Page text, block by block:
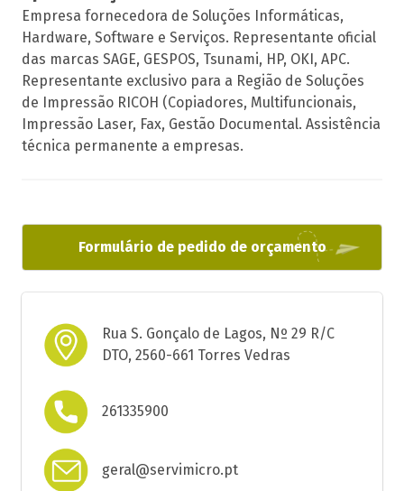
Empresa fornecedora de Soluções Informáticas,
Hardware, Software e Serviços. Representante oficial
das marcas SAGE, GESPOS, Tsunami, HP, OKI, APC.
Representante exclusivo para a Região de Soluções
de Impressão RICOH (Copiadores, Multifuncionais,
Impressão Laser, Fax, Gestão Documental. Assistência
técnica permanente a empresas.
Formulário de pedido de orçamento
Rua S. Gonçalo de Lagos, Nº 29 R/C
DTO, 2560-661 Torres Vedras
261335900
geral@servimicro.pt